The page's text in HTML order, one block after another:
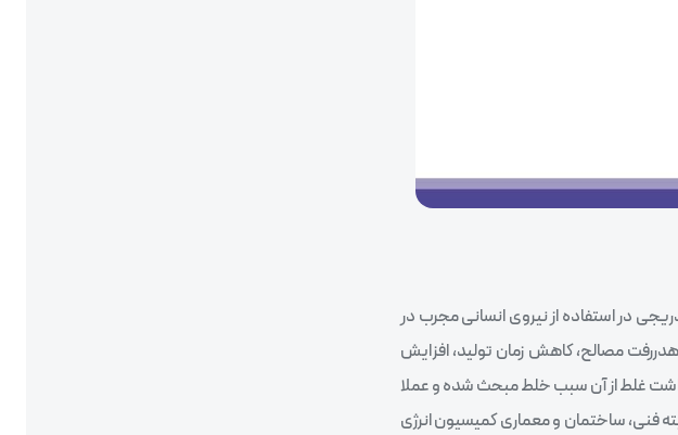
در استفاده از نیروی انسانی مجرب در
مصالح، کاهش زمان تولید، افزایش
غلط از آن سبب خلط مبحث شده و عملا
فنی، ساختمان و معماری کمیسیون انرژی